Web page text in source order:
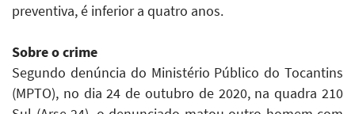
preventiva, é inferior a quatro anos.
Sobre o crime
Segundo denúncia do Ministério Público do Tocantins
(MPTO), no dia 24 de outubro de 2020, na quadra 210